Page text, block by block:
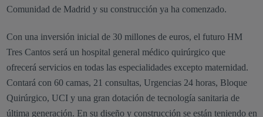
Comunidad de Madrid y su construcción ya ha comenzado.
Con una inversión inicial de 30 millones de euros, el futuro HM
Tres Cantos será un hospital general médico quirúrgico que
ofrecerá servicios en todas las especialidades excepto maternidad.
Contará con 60 camas, 21 consultas, Urgencias 24 horas, Bloque
Quirúrgico, UCI y una gran dotación de tecnología sanitaria de
última generación. En su diseño y construcción se están teniendo en